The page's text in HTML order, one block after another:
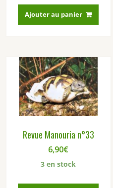
Ajouter au panier
Revue Manouria n°33
6,90€
3 en stock